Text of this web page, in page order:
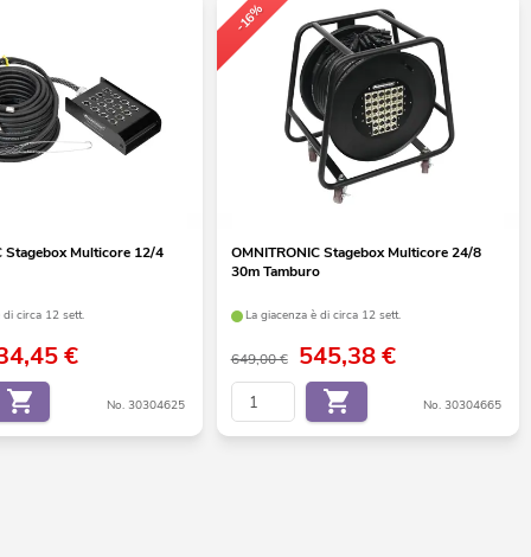
Stagebox Multicore 12/4
di circa 12 sett.
€
No. 30304625
-16%
OMNITRONIC Stagebox Multicore 24/8
30m Tamburo
La giacenza è di circa 12 sett.
649,00 € 545,38€
No. 30304665